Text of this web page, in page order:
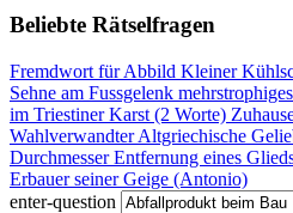
Beliebte Rätselfragen
Fremdwort für Abbild Kleiner
Sehne am Fussgelenk
im Triestiner Karst (2 Worte)
WahlverwandterAltgriechische
DurchmesserEntfernung eines
Erbauer seiner Geige (Antonio)
enter-question